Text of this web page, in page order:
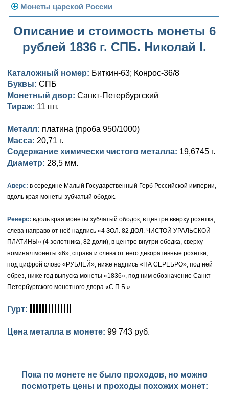
Монеты 1991-1993 гг.
Погодовка СССР
Монеты 1958 года
Золотые червонцы
Памятные и юбилейные
Монеты царской России
Николай II (1894-1917)
Золото
Серебро
Германская оккупация
Для Финляндии
Памятные и донативные
Александр III (1881-1894)
Золото
Серебро
Медь
Для Финляндии
Памятные и донативные
Александр II (1855-1881)
Золото
Серебро
Медь
Для Финляндии
Николай I (1825-1855)
Платина, золото
Серебро
Медь
Русско-Польские
Для Польши
Александр I (1801-1825)
Золото
Серебро
Для Грузии
Для Польши
Павел I (1796-1801)
Золото
Медь
Екатерина II (1762-1796)
Серебро
Медь
Для Молдавии и Валахии
Таврические монеты
Елизавета I (1741-1762)
Золото
Для Пруссии
Иоанн Антонович (1740-1741)
Петр II (1727-1730)
Екатерина I (1725-1727)
Для Речи Посполитой
Описание и стоимость монеты 6
рублей 1836 г. СПБ. Николай I.
Каталожный номер: Биткин-63; Конрос-36/8
Буквы: СПБ
Монетный двор: Санкт-Петербургский
Тираж: 11 шт.
Металл: платина (проба 950/1000)
Масса: 20,71 г.
Содержание химически чистого металла: 19,6745 г.
Диаметр: 28,5 мм.
Аверс: в середине Малый Государственный Герб Российской империи,
вдоль края монеты зубчатый ободок.
Реверс: вдоль края монеты зубчатый ободок, в центре вверху розетка,
слева направо от неё надпись «4 ЗОЛ. 82 ДОЛ. ЧИСТОЙ УРАЛЬСКОЙ
ПЛАТИНЫ» (4 золотника, 82 доли), в центре внутри ободка, сверху
номинал монеты «6», справа и слева от него декоративные розетки,
под цифрой слово «РУБЛЕЙ», ниже надпись «НА СЕРЕБРО», под ней
обрез, ниже год выпуска монеты «1836», под ним обозначение Санкт-
Петербургского монетного двора «С.П.Б.».
Гурт:
Цена металла в монете: 99 743 руб.
Пока по монете не было проходов, но можно
посмотреть цены и проходы похожих монет: